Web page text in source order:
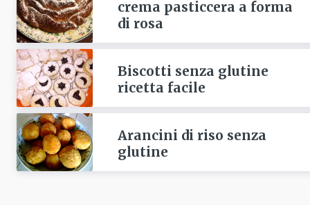
crema pasticcera a forma
di rosa
Biscotti senza glutine
ricetta facile
Arancini di riso senza
glutine